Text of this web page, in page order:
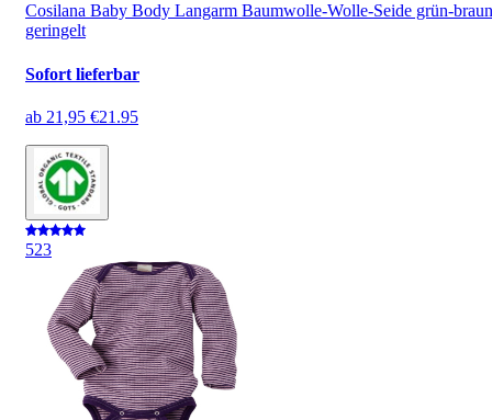
Cosilana Baby Body Langarm Baumwolle-Wolle-Seide grün-
geringelt
Sofort lieferbar
ab 21,95 €21.95
523